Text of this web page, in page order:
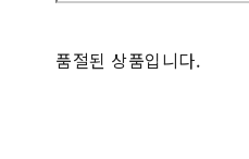
품절된 상품입니다.